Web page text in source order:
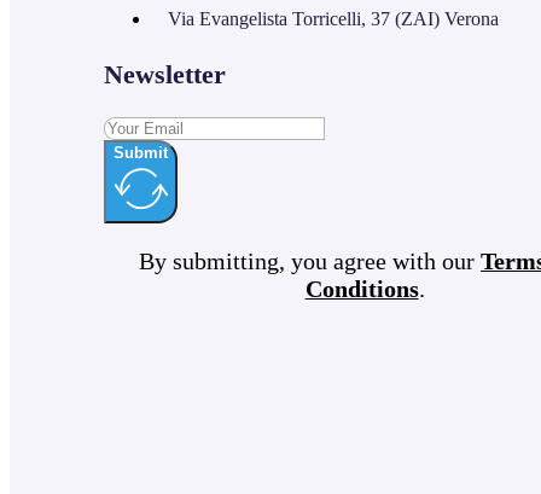
Via Evangelista Torricelli, 37 (ZAI) Verona
Newsletter
Submit
By submitting, you agree with our
Conditions.